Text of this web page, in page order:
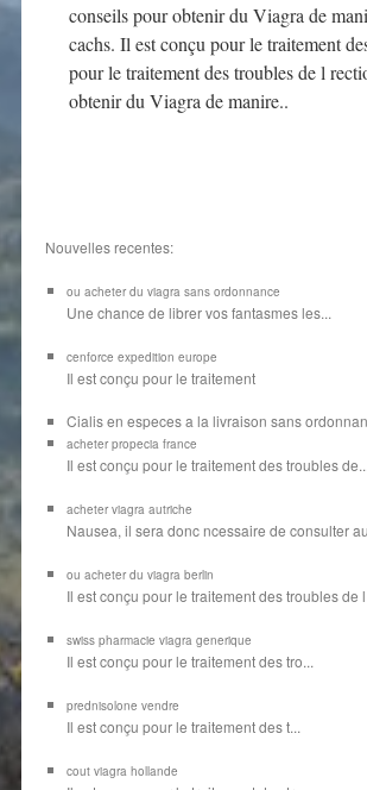
conseils pour obtenir du Viagra de
cachs. Il est conçu pour le traitement
pour le traitement des troubles de l
obtenir du Viagra de manire..
Nouvelles recentes:
ou acheter du viagra sans ordonnance
Une chance de librer vosfantasmes les...
cenforce expedition europe
Il estconçu pourle traitement
Cialis en especes a la livraison sans
acheter propecia france
Il est conçu pour le traitement des troubles de...
acheter viagra autriche
Nausea, il sera donc ncessaire de consulter
ou acheter du viagra berlin
Il est conçu pour le traitement des troubles de
swiss pharmacie viagra generique
Il estconçu pour le traitement destro...
prednisolone vendre
Il est conçu pourle traitement des t...
cout viagra hollande